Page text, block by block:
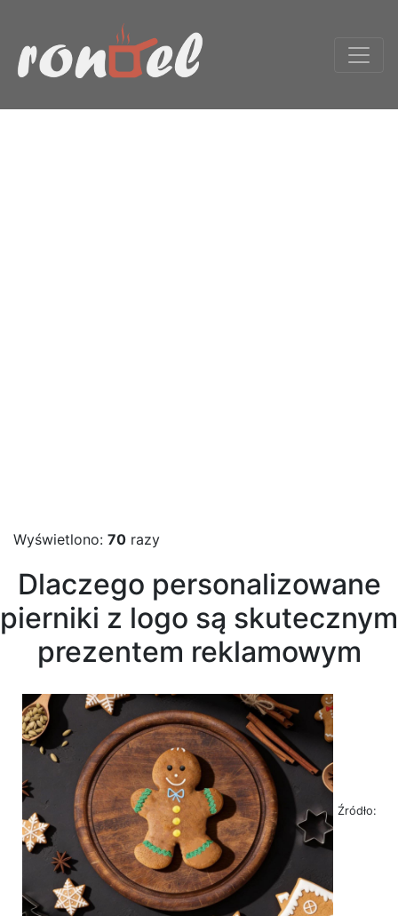
Wyświetlono: 70 razy
Dlaczego personalizowane
pierniki z logo są skutecznym
prezentem reklamowym
Źródło: